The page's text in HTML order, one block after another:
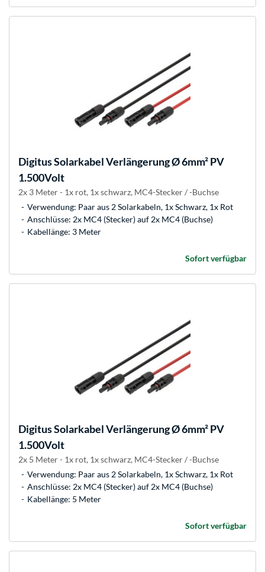
DigitusSolarkabel Verlängerung Ø 6mm² PV
1.500Volt
2x 3 Meter - 1x rot, 1x schwarz, MC4-Stecker / -Buchse
Verwendung: Paar aus 2 Solarkabeln, 1x Schwarz, 1x Rot
Anschlüsse: 2x MC4 (Stecker) auf 2x MC4 (Buchse)
Kabellänge: 3 Meter
Sofort verfügbar
DigitusSolarkabel Verlängerung Ø 6mm² PV
1.500Volt
2x 5 Meter - 1x rot, 1x schwarz, MC4-Stecker / -Buchse
Verwendung: Paar aus 2 Solarkabeln, 1x Schwarz, 1x Rot
Anschlüsse: 2x MC4 (Stecker) auf 2x MC4 (Buchse)
Kabellänge: 5 Meter
Sofort verfügbar